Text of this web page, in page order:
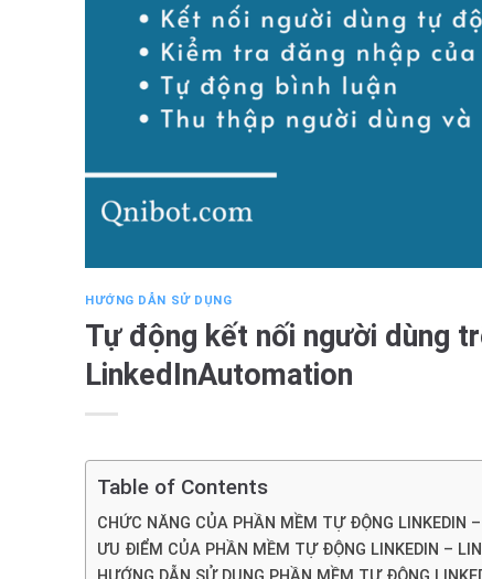
HƯỚNG DẪN SỬ DỤNG
Tự động kết nối người dùng
LinkedInAutomation
Table of Contents
CHỨC NĂNG CỦA PHẦN MỀM TỰ ĐỘNG LINKEDIN
ƯU ĐIỂM CỦA PHẦN MỀM TỰ ĐỘNG LINKEDIN –